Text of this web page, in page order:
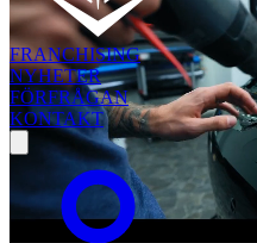
FRANCHISING
NYHETER
FÖRFRÅGAN
KONTAKT